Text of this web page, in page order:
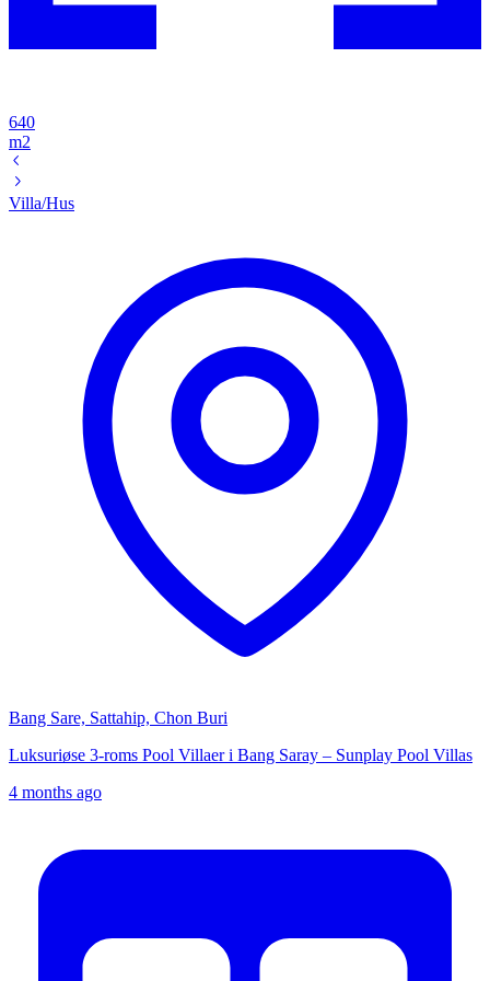
640
m2
Villa/Hus
Bang Sare, Sattahip, Chon Buri
Luksuriøse 3-roms Pool Villaer i Bang Saray – Sunplay Pool Villas
4 months ago